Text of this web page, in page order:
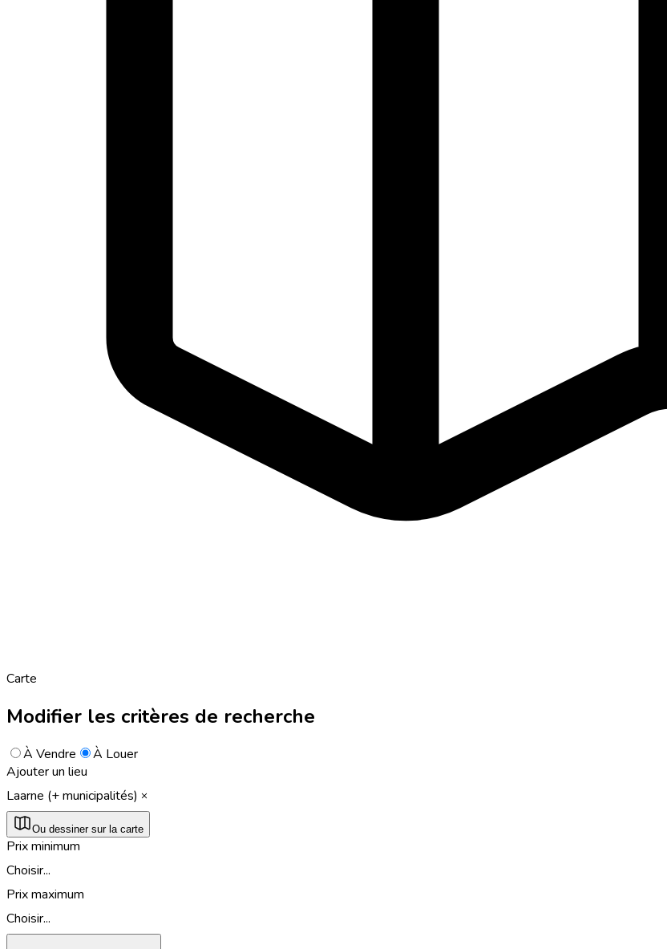
Carte
Modifier les critères de recherche
À Vendre
À Louer
Ajouter un lieu
Laarne (+ municipalités)
Ou dessiner sur la carte
Prix minimum
Choisir...
Prix maximum
Choisir...